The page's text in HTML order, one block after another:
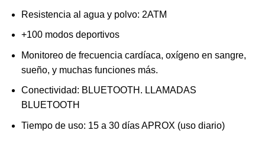
Resistencia al agua y polvo: 2ATM
+100 modos deportivos
Monitoreo de frecuencia cardíaca, oxígeno en sangre,
sueño, y muchas funciones más.
Conectividad: BLUETOOTH. LLAMADAS
BLUETOOTH
Tiempo de uso: 15 a 30 días APROX (uso diario)